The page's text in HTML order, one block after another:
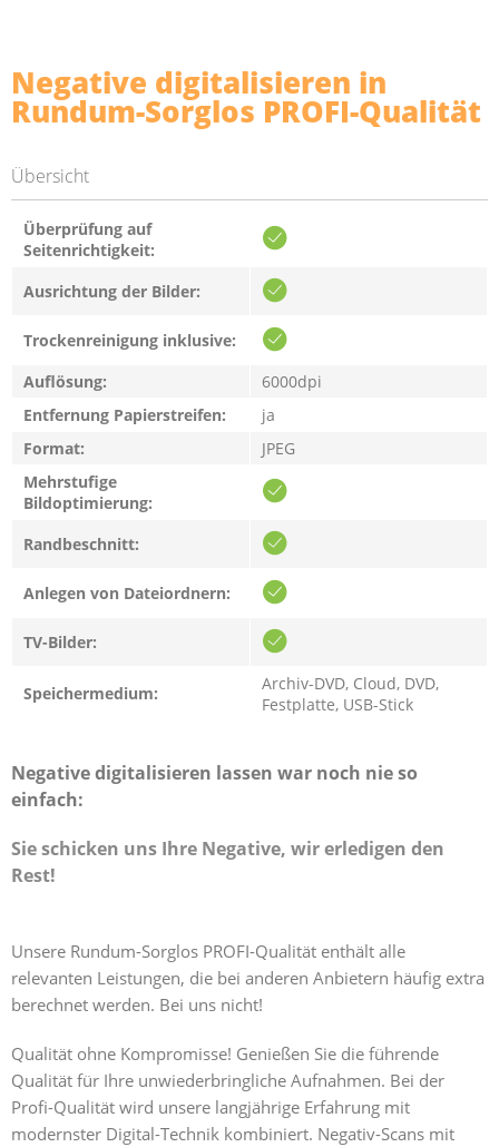
Negative digitalisieren in
Rundum-Sorglos PROFI-Qualität
Übersicht
Überprüfung auf
Seitenrichtigkeit:
Ausrichtung der Bilder:
Trockenreinigung inklusive:
Auflösung:
6000dpi
Entfernung Papierstreifen:
ja
Format:
JPEG
Mehrstufige
Bildoptimierung:
Randbeschnitt:
Anlegen von Dateiordnern:
TV-Bilder:
Speichermedium:
Archiv-DVD, Cloud, DVD,
Festplatte, USB-Stick
Negative digitalisieren lassen war noch nie so
einfach:
Sie schicken uns Ihre Negative, wir erledigen den
Rest!
Unsere Rundum-Sorglos PROFI-Qualität enthält alle
relevanten Leistungen, die bei anderen Anbietern häufig extra
berechnet werden. Bei uns nicht!
Qualität ohne Kompromisse! Genießen Sie die führende
Qualität für Ihre unwiederbringliche Aufnahmen. Bei der
Profi-Qualität wird unsere langjährige Erfahrung mit
modernster Digital-Technik kombiniert. Negativ-Scans mit